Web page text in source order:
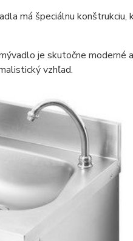
má špeciálnu konštrukciu,
je skutočne moderné
vzhľad.